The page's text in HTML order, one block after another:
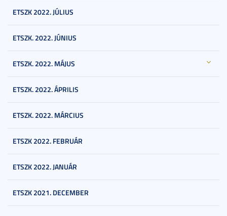
ETSZK 2022. JÚLIUS
ETSZK. 2022. JÚNIUS
ETSZK. 2022. MÁJUS
ETSZK. 2022. ÁPRILIS
ETSZK. 2022. MÁRCIUS
ETSZK 2022. FEBRUÁR
ETSZK 2022. JANUÁR
ETSZK 2021. DECEMBER